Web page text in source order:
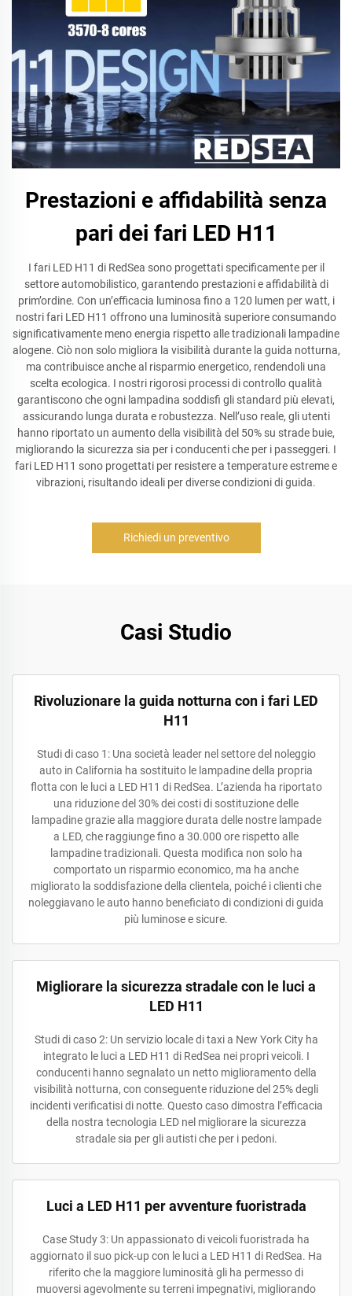
Prestazioni e affidabilità senza
pari dei fari LED H11
I fari LED H11 di RedSea sono progettati specificamente per il
settore automobilistico, garantendo prestazioni e affidabilità di
prim’ordine. Con un’efficacia luminosa fino a 120 lumen per watt, i
nostri fari LED H11 offrono una luminosità superiore consumando
significativamente meno energia rispetto alle tradizionali lampadine
alogene. Ciò non solo migliora la visibilità durante la guida notturna,
ma contribuisce anche al risparmio energetico, rendendoli una
scelta ecologica. I nostri rigorosi processi di controllo qualità
garantiscono che ogni lampadina soddisfi gli standard più elevati,
assicurando lunga durata e robustezza. Nell’uso reale, gli utenti
hanno riportato un aumento della visibilità del 50% su strade buie,
migliorando la sicurezza sia per i conducenti che per i passeggeri. I
fari LED H11 sono progettati per resistere a temperature estreme e
vibrazioni, risultando ideali per diverse condizioni di guida.
Richiedi un preventivo
Casi Studio
Rivoluzionare la guida notturna con i fari LED
H11
Studi di caso 1: Una società leader nel settore del noleggio
auto in California ha sostituito le lampadine della propria
flotta con le luci a LED H11 di RedSea. L’azienda ha riportato
una riduzione del 30% dei costi di sostituzione delle
lampadine grazie alla maggiore durata delle nostre lampade
a LED, che raggiunge fino a 30.000 ore rispetto alle
lampadine tradizionali. Questa modifica non solo ha
comportato un risparmio economico, ma ha anche
migliorato la soddisfazione della clientela, poiché i clienti che
noleggiavano le auto hanno beneficiato di condizioni di guida
più luminose e sicure.
Migliorare la sicurezza stradale con le luci a
LED H11
Studi di caso 2: Un servizio locale di taxi a New York City ha
integrato le luci a LED H11 di RedSea nei propri veicoli. I
conducenti hanno segnalato un netto miglioramento della
visibilità notturna, con conseguente riduzione del 25% degli
incidenti verificatisi di notte. Questo caso dimostra l’efficacia
della nostra tecnologia LED nel migliorare la sicurezza
stradale sia per gli autisti che per i pedoni.
Luci a LED H11 per avventure fuoristrada
Case Study 3: Un appassionato di veicoli fuoristrada ha
aggiornato il suo pick-up con le luci a LED H11 di RedSea. Ha
riferito che la maggiore luminosità gli ha permesso di
muoversi agevolmente su terreni impegnativi, migliorando